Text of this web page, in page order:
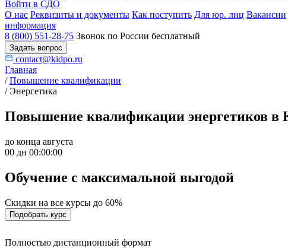
Войти в СДО
О нас Реквизиты и документы Как поступить Для юр. лиц Вакансии
информация
8 (800) 551-28-75 Звонок по России бесплатный
Задать вопрос
contact@kidpo.ru
Главная
/ Повышение квалификации
/ Энергетика
Повышение квалификации энергетиков в
до конца августа
00 дн 00:00:00
Обучение с максимальной выгодой
Скидки на все курсы до 60%
Подобрать курс
Полностью дистанционный формат